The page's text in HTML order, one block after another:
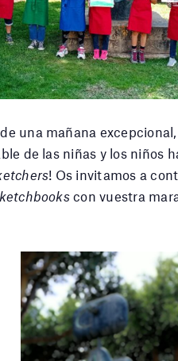
una mañana
de las niñas y los niños
! Os invitamos a
con vuestra